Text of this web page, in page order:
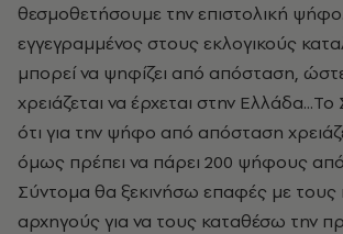
θεσμοθετήσουμε την επιστολική ψήφο.
εγγεγραμμένος στους εκλογικούς
μπορεί να ψηφίζει από απόσταση,
χρειάζεται να έρχεται στην Ελλάδα...Το
ότι για την ψήφο από απόσταση
όμως πρέπει να πάρει 200 ψήφους
Σύντομα θα ξεκινήσω επαφές με τους
αρχηγούς για να τους καταθέσω την